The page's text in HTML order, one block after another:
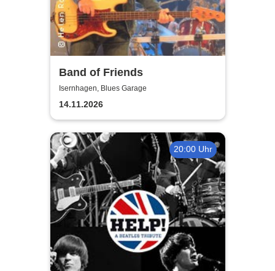
Band of Friends
Isernhagen, Blues Garage
14.11.2026
20:00 Uhr